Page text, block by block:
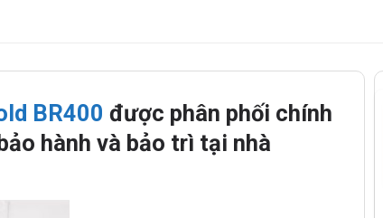
BR400 được phân phối chính
hành và bảo trì tại nhà